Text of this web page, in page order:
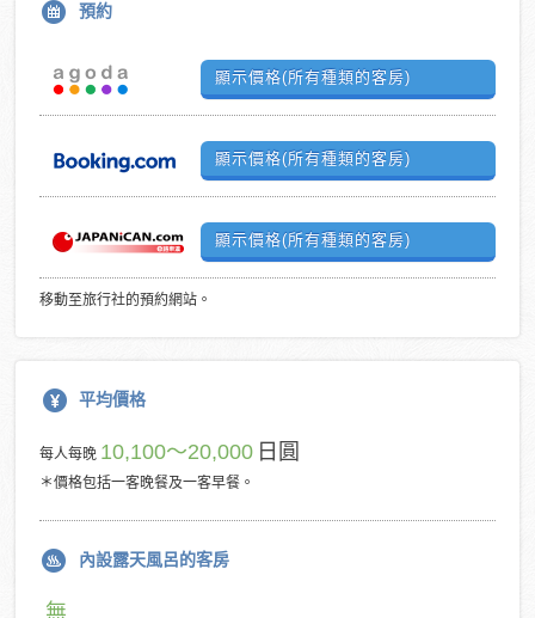
預約
顯示價格(所有種類的客房)
顯示價格(所有種類的客房)
顯示價格(所有種類的客房)
移動至旅行社的預約網站。
平均價格
每人每晚 10,100～20,000 日圓
＊價格包括一客晚餐及一客早餐。
內設露天風呂的客房
無